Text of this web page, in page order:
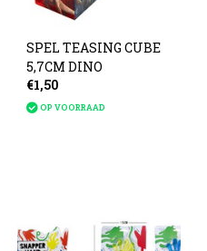
SPEL TEASING CUBE
5,7CM DINO
€1,50
OP VOORRAAD